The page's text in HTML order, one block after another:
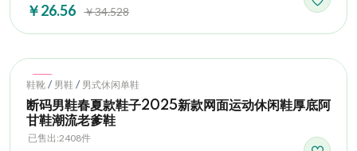
￥26.56 ￥34.528
Hot
鞋靴 / 男鞋 / 男式休闲单鞋
断码男鞋春夏款鞋子2025新款网面运动休闲鞋厚底阿
甘鞋潮流老爹鞋
已售出:2408件